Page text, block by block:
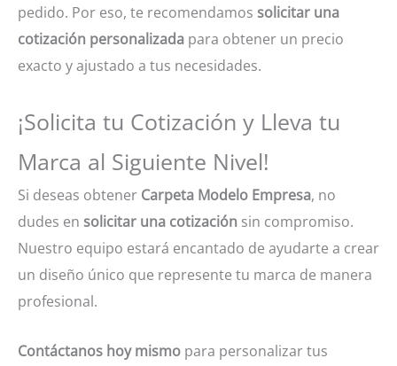
pedido. Por eso, te recomendamos solicitar una
cotización personalizada para obtener un precio
exacto y ajustado a tus necesidades.
¡Solicita tu Cotización y Lleva tu
Marca al Siguiente Nivel!
Si deseas obtener Carpeta Modelo Empresa, no
dudes en solicitar una cotización sin compromiso.
Nuestro equipo estará encantado de ayudarte a crear
un diseño único que represente tu marca de manera
profesional.
Contáctanos hoy mismo para personalizar tus